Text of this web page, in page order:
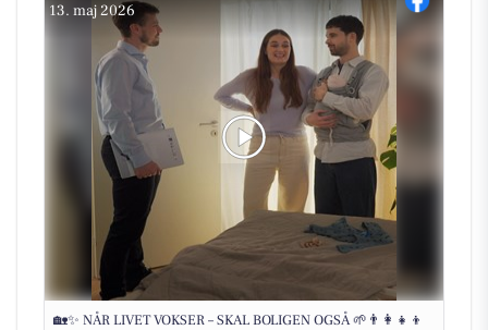
13. maj 2026
🏡✨ NÅR LIVET VOKSER – SKAL BOLIGEN OGSÅ 🌱👨‍👩‍👧‍👦